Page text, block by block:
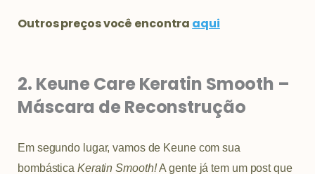
Outros preços você encontra aqui
2. Keune Care Keratin Smooth –
Máscara de Reconstrução
Em segundo lugar, vamos de Keune com sua
bombástica Keratin Smooth!A gente já tem um post que